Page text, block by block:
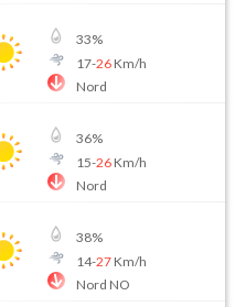
33%
17-26Km/h
Nord
36%
15-26Km/h
Nord
38%
14-27Km/h
Nord NO